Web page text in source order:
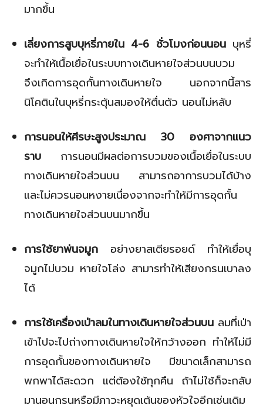
มากขึ้น
เลี่ยงการสูบบุหรี่ภายใน 4-6 ชั่วโมงก่อนนอนบุหรี่
จะทำให้เนื้อเยื่อในระบบทางเดินหายใจส่วนบนบวม
จึงเกิดการอุดกั้นทางเดินหายใจ นอกจากนี้สาร
นิโคตินในบุหรี่กระตุ้นสมองให้ตื่นตัว นอนไม่หลับ
การนอนให้ศีรษะสูงประมาณ 30 องศาจากแนว
ราบ การนอนมีผลต่อการบวมของเนื้อเยื่อในระบบ
ทางเดินหายใจส่วนบน สามารถอาการบวมได้บ้าง
และไม่ควรนอนหงายเนื่องจากจะทำให้มีการอุดกั้น
ทางเดินหายใจส่วนบนมากขึ้น
การใช้ยาพ่นจมูก อย่างยาสเตียรอยด์ ทำให้เยื่อบุ
จมูกไม่บวม หายใจโล่ง สามารทำให้เสียงกรนเบาลง
ได้
การใช้เครื่องเป่าลมในทางเดินหายใจส่วนบน ลมที่เป่า
เข้าไปจะไปถ่างทางเดินหายใจให้กว้างออก ทำให้ไม่มี
การอุดกั้นของทางเดินหายใจ มีขนาดเล็กสามารถ
พกพาได้สะดวก แต่ต้องใช้ทุกคืน ถ้าไม่ใช้ก็จะกลับ
มานอนกรนหรือมีภาวะหยุดเต้นของหัวใจอีกเช่นเดิม